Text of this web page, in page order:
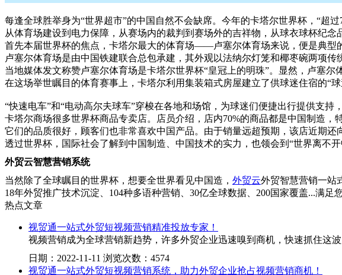
每逢全球胜举身为“世界超市”的中国自然不会缺席。今年的卡塔尔世界杯，“超
从体育场建设到电力保障，从赛场内的裁判到赛场外的吉祥物，从球衣球杯纪
首先本届世界杯的焦点，卡塔尔最大的体育场——卢塞尔体育场来说，便是典型
卢塞尔体育场是由中国铁建联合总包承建，其外观以法纳尔灯笼和椰枣碗两项
当地媒体发文称赞卢塞尔体育场是卡塔尔世界杯“皇冠上的明珠”。显然，卢塞
在这场举世瞩目的体育赛事上，卡塔尔利用集装箱式房屋建立了供球迷住宿的“球
“快速电车”和“电动高尔夫球车”穿梭在各地和场馆，为球迷们便捷出行提供支持
卡塔尔商场很多世界杯商品专卖店。店员介绍，店内70%的商品都是中国制造，
它们的品质很好，顾客们也非常喜欢中国产品。由于销量远超预期，该店近期还
透过世界杯，国际社会了解到中国制造、中国技术的实力，也领会到“世界离不开
外贸云智慧营销系统
当然除了全球瞩目的世界杯，想要全世界看见中国造， 外贸云外贸智慧营销一站
18年外贸推广技术沉淀、104种多语种营销、30亿全球数据、200国家覆盖...满
热点文章
视贸通一站式外贸短视频营销精准投放专家！
视频营销成为全球营销新趋势，许多外贸企业迅速嗅到商机，快速抓住这
日期：2022-11-11 浏览次数：4574
视贸通一站式外贸短视频营销系统，助力外贸企业抢占视频营销商机！